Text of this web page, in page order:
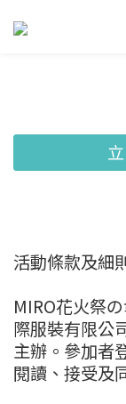
活動條款及細
MIRO花火祭
際服裝有限公
主辦。參加者
閱讀、接受及